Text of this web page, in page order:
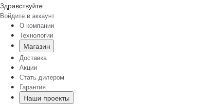
Здравствуйте
Войдите в аккаунт
О компании
Технологии
Магазин
Доставка
Акции
Стать дилером
Гарантия
Наши проекты